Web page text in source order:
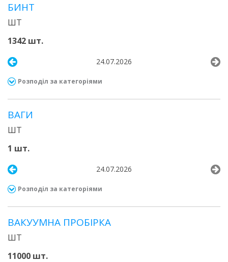
БИНТ
ШТ
1342 шт.
24.07.2026
Розподіл за категоріями
ВАГИ
ШТ
1 шт.
24.07.2026
Розподіл за категоріями
ВАКУУМНА ПРОБІРКА
ШТ
11000 шт.